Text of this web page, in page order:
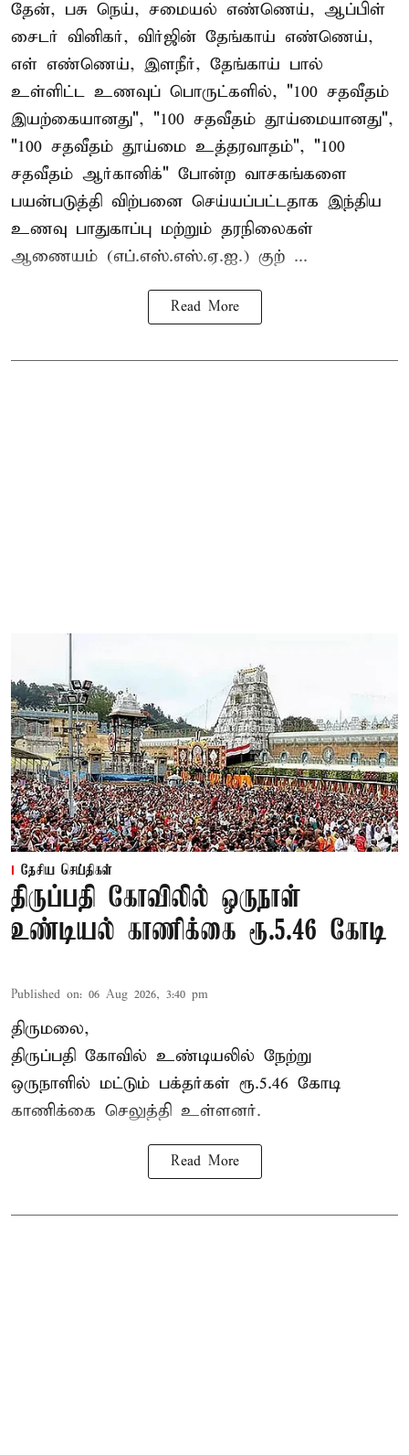
தேன், பசு நெய், சமையல் எண்ணெய், ஆப்பிள்
சைடர் வினிகர், விர்ஜின் தேங்காய் எண்ணெய்,
எள் எண்ணெய், இளநீர், தேங்காய் பால்
உள்ளிட்ட உணவுப் பொருட்களில், "100 சதவீதம்
இயற்கையானது", "100 சதவீதம் தூய்மையானது",
"100 சதவீதம் தூய்மை உத்தரவாதம்", "100
சதவீதம் ஆர்கானிக்" போன்ற வாசகங்களை
பயன்படுத்தி விற்பனை செய்யப்பட்டதாக இந்திய
உணவு பாதுகாப்பு மற்றும் தரநிலைகள்
ஆணையம் (எப்.எஸ்.எஸ்.ஏ.ஐ.) குற் ...
Read More
தேசிய செய்திகள்
திருப்பதி கோவிலில் ஒருநாள்
உண்டியல் காணிக்கை ரூ.5.46 கோடி
Published on: 06 Aug 2026, 3:40 pm
திருமலை,
திருப்பதி கோவில் உண்டியலில் நேற்று
ஒருநாளில் மட்டும் பக்தர்கள் ரூ.5.46 கோடி
காணிக்கை செலுத்தி உள்ளனர்.
Read More